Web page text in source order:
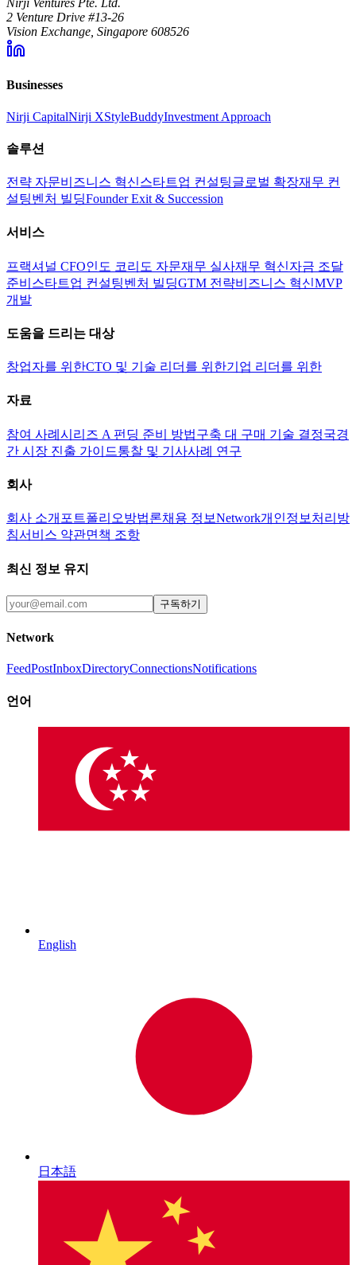
Nirji Ventures Pte. Ltd.
2 Venture Drive #13-26
Vision Exchange, Singapore 608526
Businesses
Nirji CapitalNirji XStyleBuddyInvestment Approach
솔루션
전략 자문비즈니스 혁신스타트업 컨설팅글로벌 확장재무 컨
설팅벤처 빌딩Founder Exit & Succession
서비스
프랙셔널 CFO인도 코리도 자문재무 실사재무 혁신자금 조달
준비 스타트업 컨설팅벤처 빌딩GTM 전략비즈니스 혁신MVP
개발
도움을 드리는 대상
창업자를 위한CTO 및 기술 리더를 위한기업 리더를 위한
자료
참여 사례 시리즈 A 펀딩 준비 방법구축 대 구매 기술 결정국경
간 시장 진출 가이드통찰 및 기사사례 연구
회사
회사 소개 포트폴리오방법론채용 정보Network개인정보처리방
침서비스 약관면책 조항
최신 정보 유지
구독하기
Network
FeedPostInboxDirectoryConnectionsNotifications
언어
English
日本語